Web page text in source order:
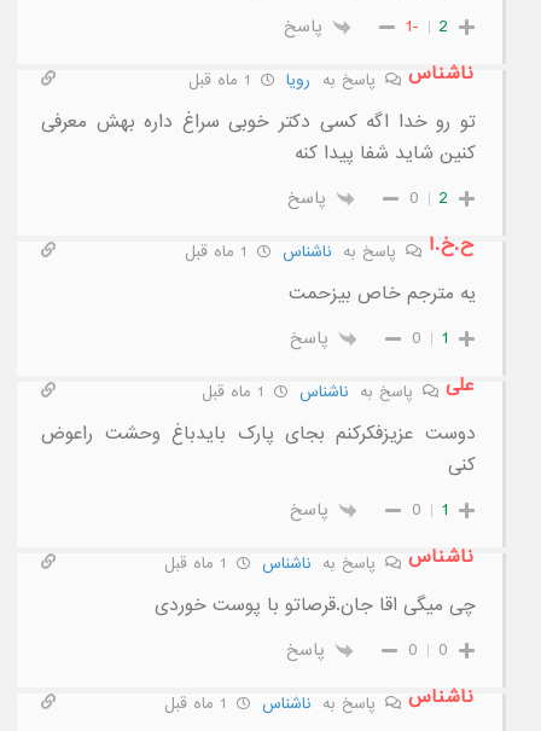
2
-1 پاسخ
ناشناس پاسخ به رویا
تو رو خدا اگه کسی دکتر خوبی سراغ داره بهش معرفی
کنین شاید شفا پیدا کنه
2
0 پاسخ
ح.خ.ا پاسخ به ناشناس
یه مترجم خاص بیزحمت
1
0 پاسخ
علی پاسخ بهناشناس
دوست عزیزفکرکنم بجای پارک بایدباغ وحشت راعوض
کنی
1
0 پاسخ
ناشناس پاسخ بهناشناس
چی میگی اقا جان.قرصاتو با پوست خوردی
0
0 پاسخ
ناشناس پاسخ بهناشناس